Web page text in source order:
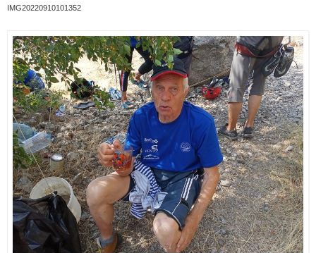
IMG20220910101352